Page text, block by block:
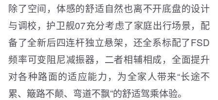
除了空间，体感的舒适自然也离不开底盘的设计
与调校，护卫舰07充分考虑了家庭出行场景，配
备了全新后四连杆独立悬架，还全系标配了FSD
频率可变阻尼减振器，二者相辅相成，全面提升
对各种路面的适应能力，为全家人带来“长途不
累、簸路不颠、弯道不飘”的舒适驾乘体验。